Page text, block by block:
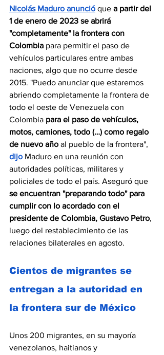
Nicolás Maduro anunció que a partir del
1 de enero de 2023 se abrirá
"completamente" la frontera con
Colombia para permitir el paso de
vehículos particulares entre ambas
naciones, algo que no ocurre desde
2015. "Puedo anunciar que estaremos
abriendo completamente la frontera de
todo el oeste de Venezuela con
Colombia para el paso de vehículos,
motos, camiones, todo (…) como regalo
de nuevo año al pueblo de la frontera",
dijo Maduro en una reunión con
autoridades políticas, militares y
policiales de todo el país. Aseguró que
se encuentran "preparando todo" para
cumplir con lo acordado con el
presidente de Colombia, Gustavo Petro,
luego del restablecimiento de las
relaciones bilaterales en agosto.
Cientos de migrantes se
entregan a la autoridad en
la frontera sur de México
Unos 200 migrantes, en su mayoría
venezolanos, haitianos y